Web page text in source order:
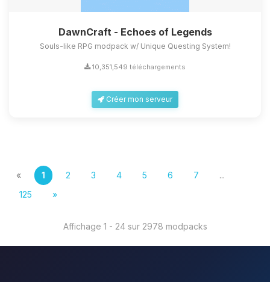
DawnCraft - Echoes of Legends
Souls-like RPG modpack w/ Unique Questing System!
10,351,549 téléchargements
Créer mon serveur
« 1 2 3 4 5 6 7
...
125
»
Affichage 1 - 24 sur 2978 modpacks